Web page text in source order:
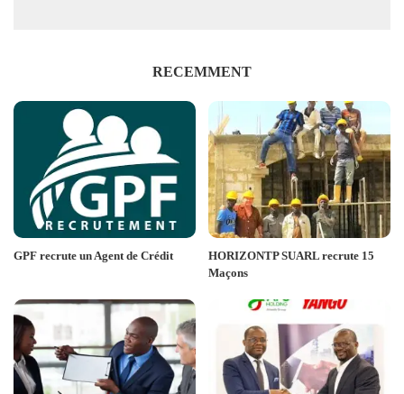
RECEMMENT
GPF recrute un Agent de Crédit
HORIZONTP SUARL recrute 15
Maçons